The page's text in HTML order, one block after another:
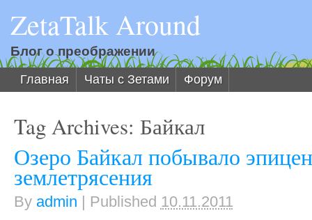
ZetaTalk Around
Блог о преображении
Главная Чаты с Зетами Форум
Tag Archives: Байкал
Озеро Байкал побывало
землетрясения
By admin | Published 10.11.2011